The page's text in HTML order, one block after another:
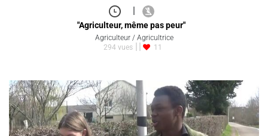
"Agriculteur, même pas peur"
Agriculteur / Agricultrice
294 vues
11